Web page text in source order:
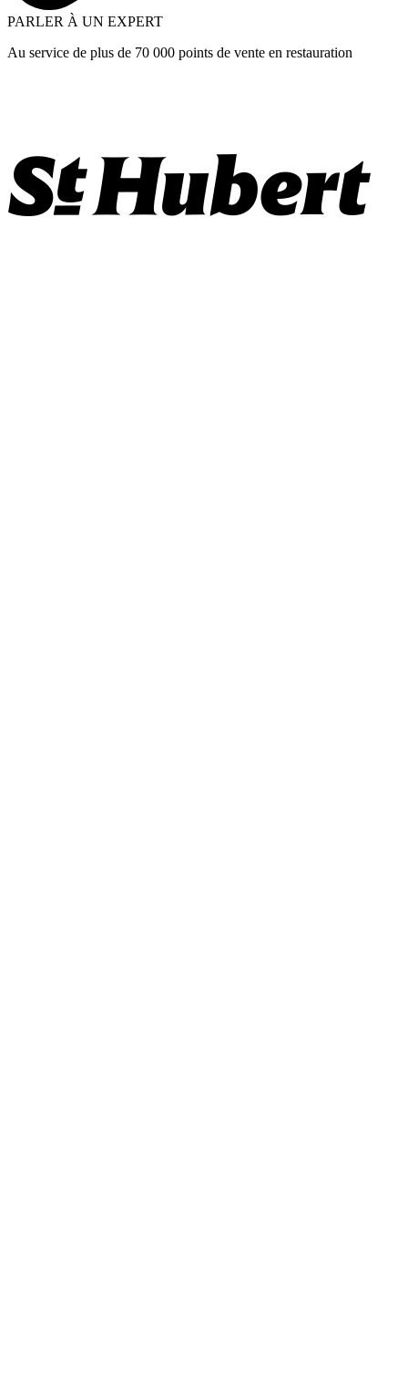
PARLER À UN EXPERT
Au service de plus de 70 000 points de vente en restauration